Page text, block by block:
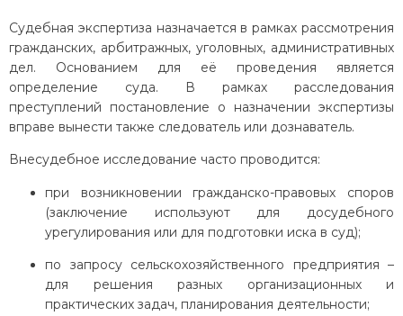
Судебная экспертиза назначается в рамках рассмотрения
гражданских, арбитражных, уголовных, административных
дел. Основанием для её проведения является
определение суда. В рамках расследования
преступлений постановление о назначении экспертизы
вправе вынести также следователь или дознаватель.
Внесудебное исследование часто проводится:
при возникновении гражданско-правовых споров
(заключение используют для досудебного
урегулирования или для подготовки иска в суд);
по запросу сельскохозяйственного предприятия –
для решения разных организационных и
практических задач, планирования деятельности;